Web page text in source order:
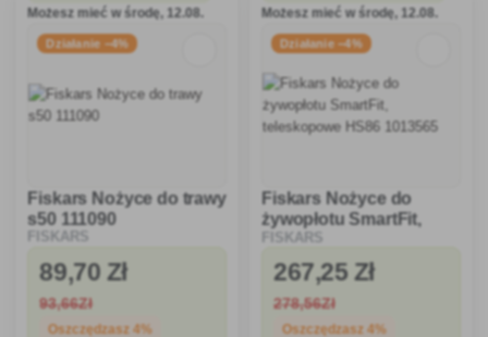
Możesz mieć w środę, 12.08.
Działanie −4%
Fiskars Nożyce do trawy
s50 111090
FISKARS
89,70 Zł
93,66Zł
Oszczędzasz 4%
Możesz mieć w środę, 12.08.
Działanie −4%
Fiskars Nożyce do
żywopłotu SmartFit,
teleskopowe HS86
1013565
FISKARS
267,25 Zł
278,56Zł
Oszczędzasz 4%